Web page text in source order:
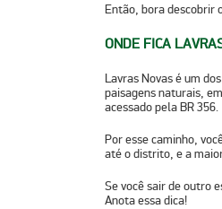
Então, bora descobrir
ONDE FICA
Lavras Novas é um
paisagens naturais, em
acessado pela BR 356.
Por esse caminho,
até o distrito, e a
Se você sair de outro
Anota essa dica!